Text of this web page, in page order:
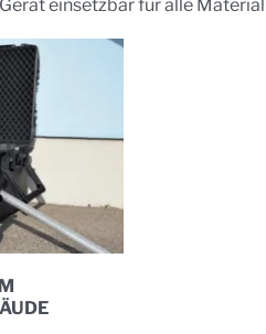
einsetzbar für alle